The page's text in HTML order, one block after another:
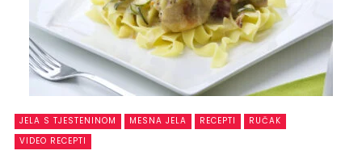
JELA S TJESTENINOM MESNA JELA RECEPTI
RUČAK
VIDEO RECEPTI